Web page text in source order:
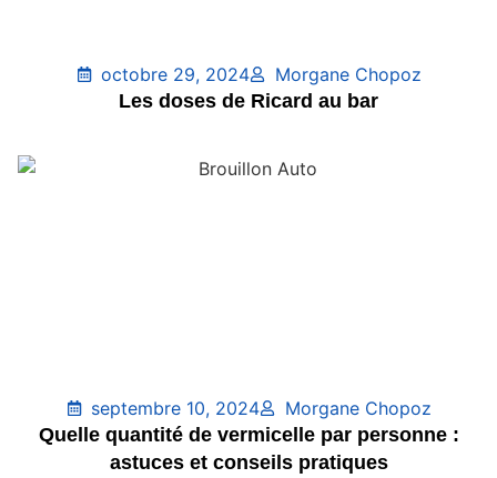
octobre 29, 2024
Morgane Chopoz
Les doses de Ricard au bar
septembre 10, 2024
Morgane Chopoz
Quelle quantité de vermicelle par personne :
astuces et conseils pratiques